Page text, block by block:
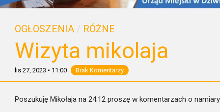
OGŁOSZENIA / RÓŻNE
Wizyta mikolaja
lis 27, 2023 • 11:00 Brak Komentarzy
Poszukuję Mikołaja na 24.12 proszę w komentarzach o namiary